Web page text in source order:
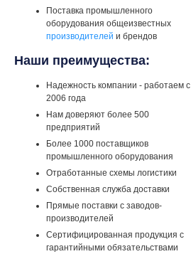
Поставка промышленного
оборудования общеизвестных
производителей и брендов
Наши преимущества:
Надежность компании - работаем с
2006 года
Нам доверяют более 500
предприятий
Более 1000 поставщиков
промышленного оборудования
Отработанные схемы логистики
Собственная служба доставки
Прямые поставки с заводов-
производителей
Сертифицированная продукция с
гарантийными обязательствами